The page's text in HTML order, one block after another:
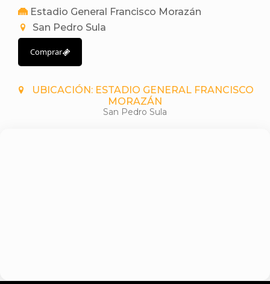
Estadio General Francisco Morazán
San Pedro Sula
Comprar
UBICACIÓN: ESTADIO GENERAL FRANCISCO
MORAZÁN
San Pedro Sula